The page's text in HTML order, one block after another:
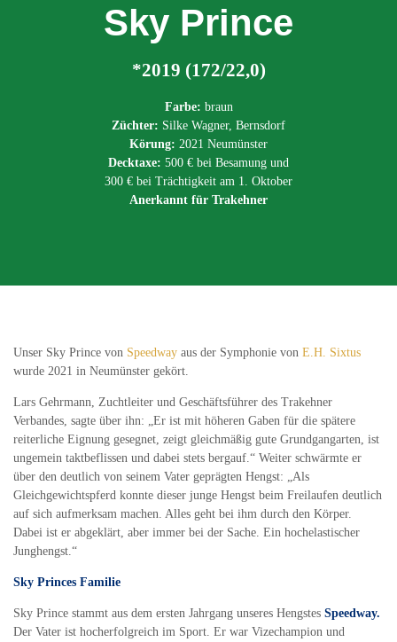
Sky Prince
*2019 (172/22,0)
Farbe: braun
Züchter: Silke Wagner, Bernsdorf
Körung: 2021 Neumünster
Decktaxe: 500 € bei Besamung und
300 € bei Trächtigkeit am 1. Oktober
Anerkannt für Trakehner
Unser Sky Prince von Speedway aus der Symphonie von E.H. Sixtus
wurde 2021 in Neumünster gekört.
Lars Gehrmann, Zuchtleiter und Geschäftsführer des Trakehner
Verbandes, sagte über ihn: „Er ist mit höheren Gaben für die spätere
reiterliche Eignung gesegnet, zeigt gleichmäßig gute Grundgangarten, ist
ungemein taktbeflissen und dabei stets bergauf.“ Weiter schwärmte er
über den deutlich von seinem Vater geprägten Hengst: „Als
Gleichgewichtspferd konnte dieser junge Hengst beim Freilaufen deutlich
auf sich aufmerksam machen. Alles geht bei ihm durch den Körper.
Dabei ist er abgeklärt, aber immer bei der Sache. Ein hochelastischer
Junghengst.“
Sky Princes Familie
Sky Prince stammt aus dem ersten Jahrgang unseres Hengstes Speedway.
Der Vater ist hocherfolgreich im Sport. Er war Vizechampion und